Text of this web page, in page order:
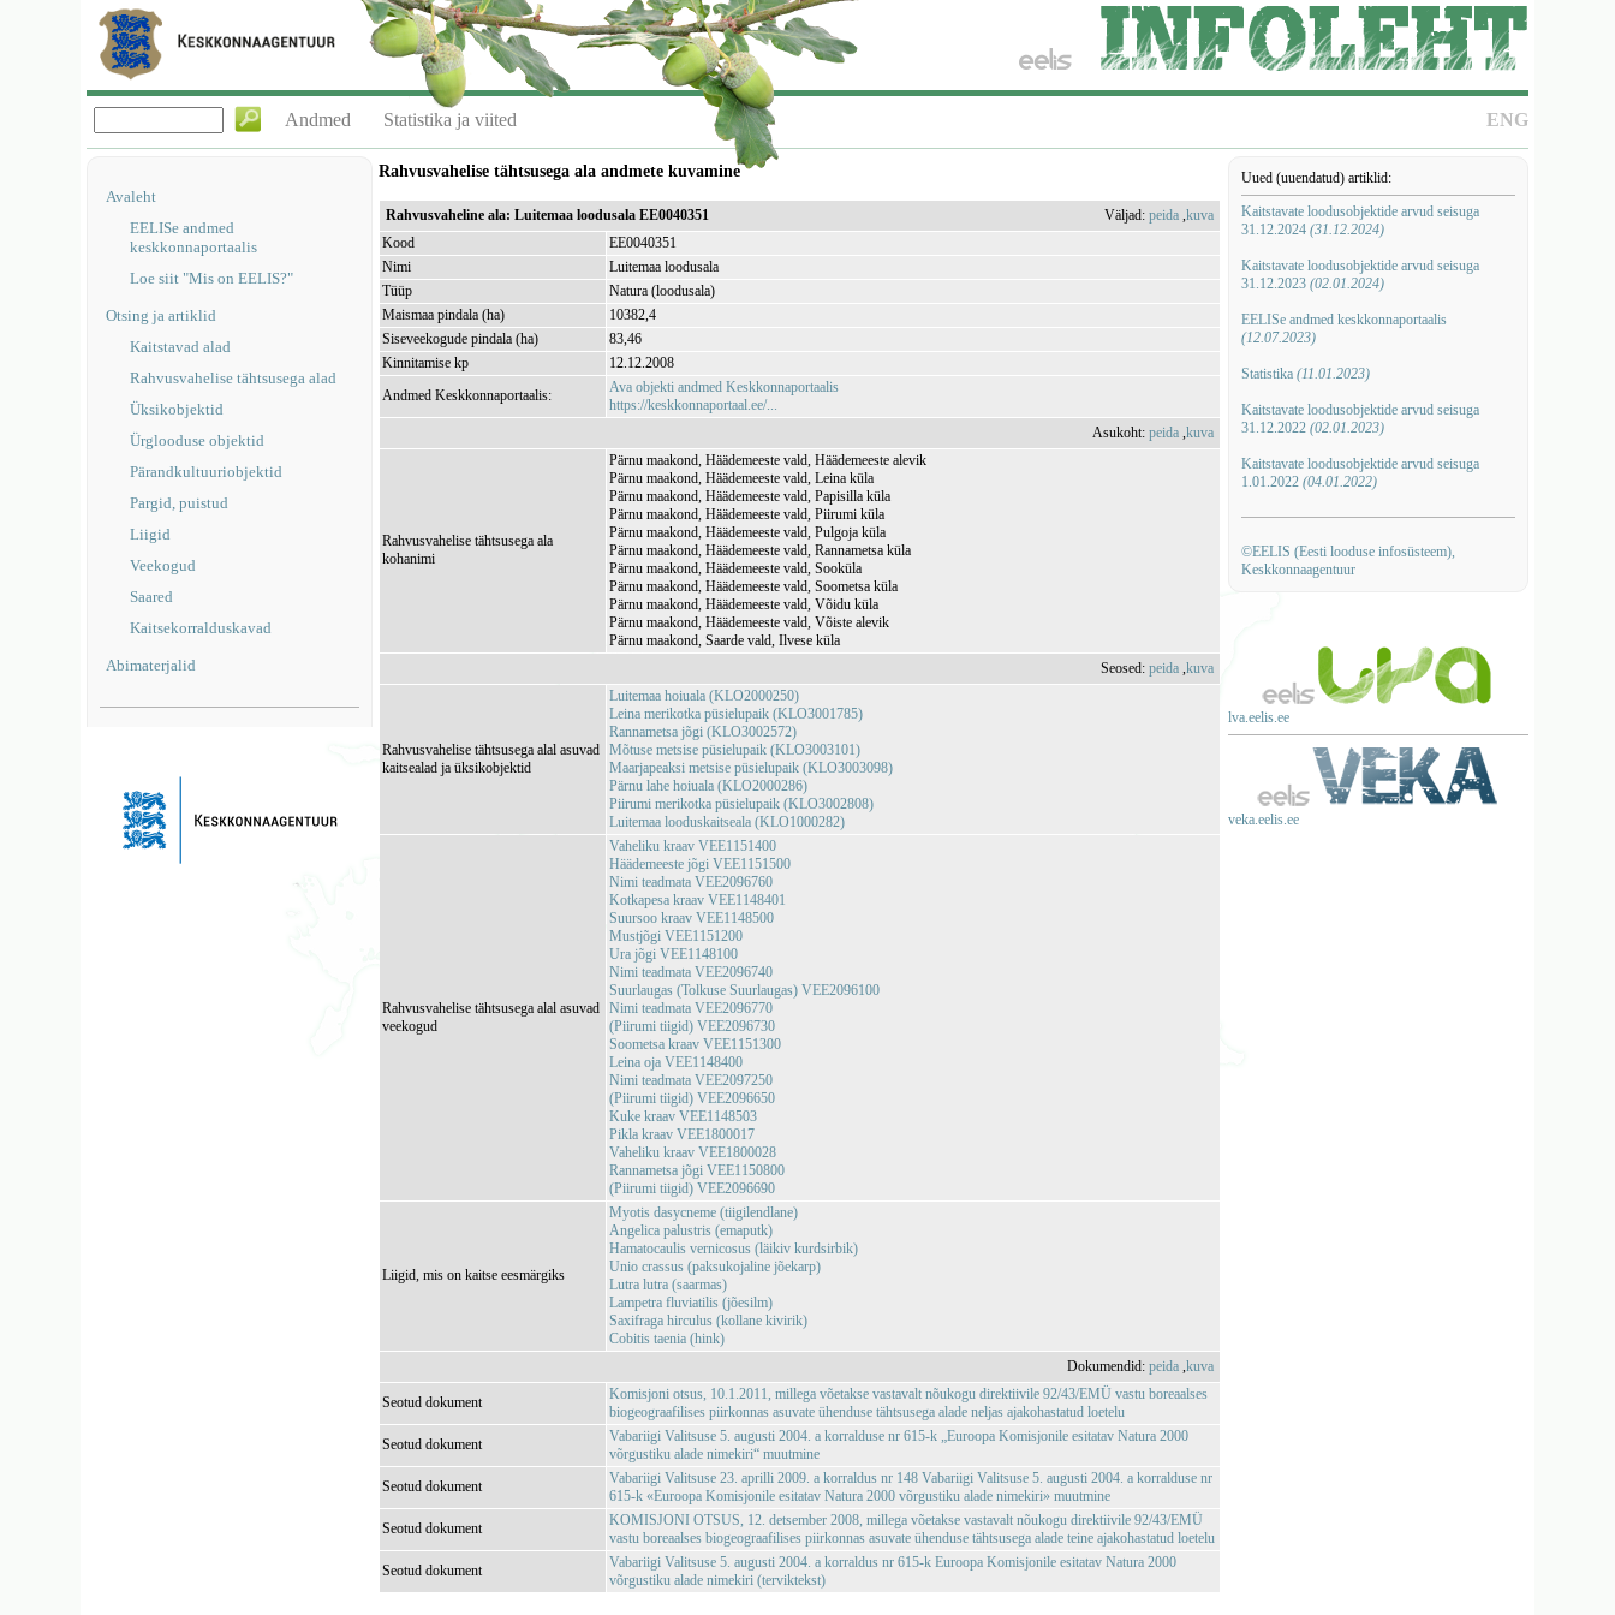
ENG
Andmed Statistika ja viited
Avaleht
EELISe andmed
keskkonnaportaalis
Loe siit "Mis on EELIS?"
Otsing ja artiklid
Kaitstavad alad
Rahvusvahelise tähtsusega alad
Üksikobjektid
Ürglooduse objektid
Pärandkultuuriobjektid
Pargid, puistud
Liigid
Veekogud
Saared
Kaitsekorralduskavad
Abimaterjalid
Uued (uuendatud) artiklid:
Kaitstavate loodusobjektide arvud seisuga
31.12.2024 (31.12.2024)
Kaitstavate loodusobjektide arvud seisuga
31.12.2023 (02.01.2024)
EELISe andmed keskkonnaportaalis
(12.07.2023)
Statistika (11.01.2023)
Kaitstavate loodusobjektide arvud seisuga
31.12.2022 (02.01.2023)
Kaitstavate loodusobjektide arvud seisuga
1.01.2022 (04.01.2022)
©EELIS (Eesti looduse infosüsteem),
Keskkonnaagentuur
lva.eelis.ee
veka.eelis.ee
Rahvusvahelise tähtsusega ala andmete kuvamine
Rahvusvaheline ala: Luitemaa loodusala EE0040351 Väljad:peida ,kuva
Kood
EE0040351
Nimi
Luitemaa loodusala
Tüüp
Natura (loodusala)
Maismaa pindala (ha)
10382,4
Siseveekogude pindala (ha)
83,46
Kinnitamise kp
12.12.2008
Andmed Keskkonnaportaalis:
Ava objekti andmed Keskkonnaportaalis
https://keskkonnaportaal.ee/...
Asukoht:peida ,kuva
Rahvusvahelise tähtsusega ala
kohanimi
Pärnu maakond, Häädemeeste vald, Häädemeeste alevik
Pärnu maakond, Häädemeeste vald, Leina küla
Pärnu maakond, Häädemeeste vald, Papisilla küla
Pärnu maakond, Häädemeeste vald, Piirumi küla
Pärnu maakond, Häädemeeste vald, Pulgoja küla
Pärnu maakond, Häädemeeste vald, Rannametsa küla
Pärnu maakond, Häädemeeste vald, Sooküla
Pärnu maakond, Häädemeeste vald, Soometsa küla
Pärnu maakond, Häädemeeste vald, Võidu küla
Pärnu maakond, Häädemeeste vald, Võiste alevik
Pärnu maakond, Saarde vald, Ilvese küla
Seosed:peida ,kuva
Rahvusvahelise tähtsusega alal asuvad
kaitsealad ja üksikobjektid
Luitemaa hoiuala (KLO2000250)
Leina merikotka püsielupaik (KLO3001785)
Rannametsa jõgi (KLO3002572)
Mõtuse metsise püsielupaik (KLO3003101)
Maarjapeaksi metsise püsielupaik (KLO3003098)
Pärnu lahe hoiuala (KLO2000286)
Piirumi merikotka püsielupaik (KLO3002808)
Luitemaa looduskaitseala (KLO1000282)
Rahvusvahelise tähtsusega alal asuvad
veekogud
Vaheliku kraav VEE1151400
Häädemeeste jõgi VEE1151500
Nimi teadmata VEE2096760
Kotkapesa kraav VEE1148401
Suursoo kraav VEE1148500
Mustjõgi VEE1151200
Ura jõgi VEE1148100
Nimi teadmata VEE2096740
Suurlaugas (Tolkuse Suurlaugas) VEE2096100
Nimi teadmata VEE2096770
(Piirumi tiigid) VEE2096730
Soometsa kraav VEE1151300
Leina oja VEE1148400
Nimi teadmata VEE2097250
(Piirumi tiigid) VEE2096650
Kuke kraav VEE1148503
Pikla kraav VEE1800017
Vaheliku kraav VEE1800028
Rannametsa jõgi VEE1150800
(Piirumi tiigid) VEE2096690
Liigid, mis on kaitse eesmärgiks
Myotis dasycneme (tiigilendlane)
Angelica palustris (emaputk)
Hamatocaulis vernicosus (läikiv kurdsirbik)
Unio crassus (paksukojaline jõekarp)
Lutra lutra (saarmas)
Lampetra fluviatilis (jõesilm)
Saxifraga hirculus (kollane kivirik)
Cobitis taenia (hink)
Dokumendid:peida ,kuva
Seotud dokument
Komisjoni otsus, 10.1.2011, millega võetakse vastavalt nõukogu direktiivile 92/43/EMÜ vastu boreaalses
biogeograafilises piirkonnas asuvate ühenduse tähtsusega alade neljas ajakohastatud loetelu
Seotud dokument
Vabariigi Valitsuse 5. augusti 2004. a korralduse nr 615-k „Euroopa Komisjonile esitatav Natura 2000
võrgustiku alade nimekiri“ muutmine
Seotud dokument
Vabariigi Valitsuse 23. aprilli 2009. a korraldus nr 148 Vabariigi Valitsuse 5. augusti 2004. a korralduse nr
615-k «Euroopa Komisjonile esitatav Natura 2000 võrgustiku alade nimekiri» muutmine
Seotud dokument
KOMISJONI OTSUS, 12. detsember 2008, millega võetakse vastavalt nõukogu direktiivile 92/43/EMÜ
vastu boreaalses biogeograafilises piirkonnas asuvate ühenduse tähtsusega alade teine ajakohastatud loetelu
Seotud dokument
Vabariigi Valitsuse 5. augusti 2004. a korraldus nr 615-k Euroopa Komisjonile esitatav Natura 2000
võrgustiku alade nimekiri (terviktekst)